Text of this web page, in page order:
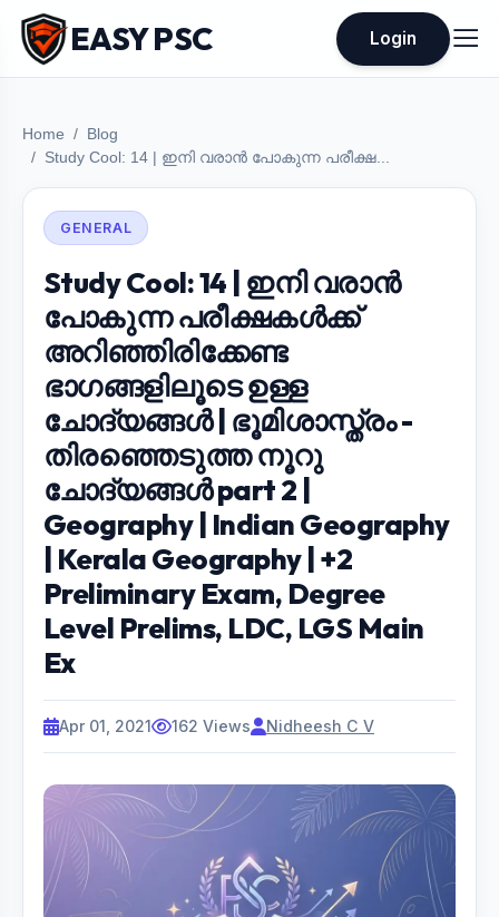
EASY PSC Login
Home
Blog
Study Cool: 14 | ഇനി വരാൻ പോകുന്ന പരീക്ഷ...
GENERAL
Study Cool: 14 | ഇനി വരാൻ
പോകുന്ന പരീക്ഷകൾക്ക്
അറിഞ്ഞിരിക്കേണ്ട
ഭാഗങ്ങളിലൂടെ ഉള്ള
ചോദ്യങ്ങൾ | ഭൂമിശാസ്ത്രം -
തിരഞ്ഞെടുത്ത നൂറു
ചോദ്യങ്ങൾ part 2 |
Geography | Indian Geography
| Kerala Geography | +2
Preliminary Exam, Degree
Level Prelims, LDC, LGS Main
Ex
Apr 01, 2021 162 Views Nidheesh C V